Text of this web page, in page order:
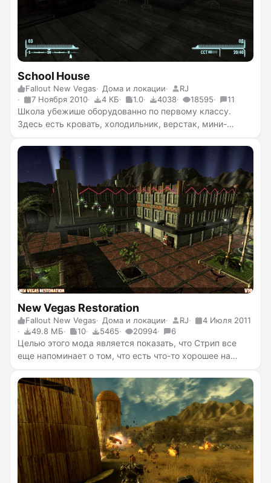
School House
Fallout New Vegas Дома и локации
RJ
7 Ноября 2010
4 КБ 1.0 4038 18595 11
Школа убежише оборудованно по первому классу.
Здесь есть кровать, холодильник, верстак, мини-
пару ящичков.
New Vegas Restoration
Fallout New Vegas Дома и локации RJ
4 Июля 2011
49.8 МБ
10 5465 20994 6
Целью этого мода является показать, что Стрип все
еще напоминает о том, что есть что-то хорошее на
больше жизни на Стрип, наша цель была достигнута.